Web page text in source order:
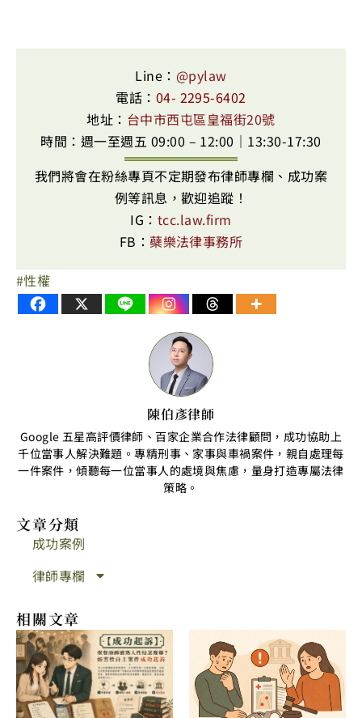
Line： @pylaw
電話： 04- 2295-6402
地址： 台中市西屯區皇福街20號
時間：週一至週五 09:00 – 12:00｜13:30-17:30
我們將會在粉絲專頁不定期發布律師專欄、成功案
例等訊息，歡迎追蹤！
IG： tcc.law.firm
FB：蘗樂法律事務所
性權
陳伯彥律師
Google 五星高評價律師、百家企業合作法律顧問，成功協助上
千位當事人解決難題。專精刑事、家事與車禍案件，親自處理每
一件案件，傾聽每一位當事人的處境與焦慮，量身打造專屬法律
策略。
文章分類
成功案例
律師專欄
相關文章